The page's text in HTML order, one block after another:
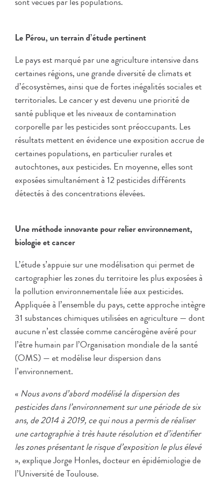
Le Pérou, un terrain d’étude pertinent
Le pays est marqué par une agriculture intensive dans
certaines régions, une grande diversité de climats et
d’écosystèmes, ainsi que de fortes inégalités sociales et
territoriales. Le cancer y est devenu une priorité de
santé publique et les niveaux de contamination
corporelle par les pesticides sont préoccupants. Les
résultats mettent en évidence une exposition accrue de
certaines populations, en particulier rurales et
autochtones, aux pesticides. En moyenne, elles sont
exposées simultanément à 12 pesticides différents
détectés à des concentrations élevées.
Une méthode innovante pour relier environnement,
biologie et cancer
L’étude s’appuie sur une modélisation qui permet de
cartographier les zones du territoire les plus exposées à
la pollution environnementale liée aux pesticides.
Appliquée à l’ensemble du pays, cette approche intègre
31 substances chimiques utilisées en agriculture — dont
aucune n’est classée comme cancérogène avéré pour
l’être humain par l’Organisation mondiale de la santé
(OMS) — et modélise leur dispersion dans
l’environnement.
« Nous avons d’abord modélisé la dispersion des
pesticides dans l’environnement sur une période de six
ans, de 2014 à 2019, ce qui nous a permis de réaliser
une cartographie à très haute résolution et d’identifier
les zones présentant le risque d’exposition le plus élevé
», explique Jorge Honles, docteur en épidémiologie de
l’Université de Toulouse.